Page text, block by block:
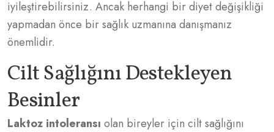
iyileştirebilirsiniz. Ancak herhangi bir diyet değişikliği
yapmadan önce bir sağlık uzmanına danışmanız
önemlidir.
Cilt Sağlığını Destekleyen
Besinler
Laktoz intoleransı olan bireyler için cilt sağlığını